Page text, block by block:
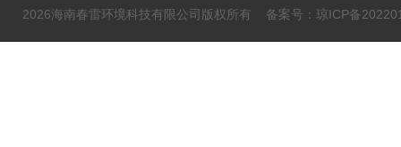
2026海南春雷环境科技有限公司版权所有 备案号：琼ICP备